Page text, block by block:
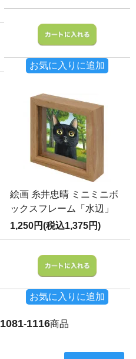
お気に入りに追加
絵画 糸井忠晴 ミニミニボ
ックスフレーム「水辺」
1,250円(税込1,375円)
お気に入りに追加
1081-1116商品